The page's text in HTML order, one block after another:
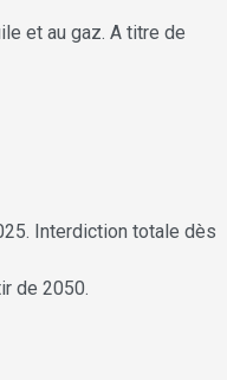
et au gaz. A titre de
Interdiction totale dès
de 2050.